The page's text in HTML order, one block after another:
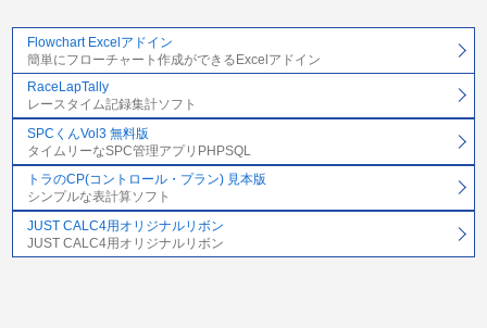
Flowchart Excelアドイン
簡単にフローチャート作成ができるExcelアドイン
RaceLapTally
レースタイム記録集計ソフト
SPCくんVol3 無料版
タイムリーなSPC管理アプリPHPSQL
トラのCP(コントロール・プラン) 見本版
シンプルな表計算ソフト
JUST CALC4用オリジナルリボン
JUST CALC4用オリジナルリボン